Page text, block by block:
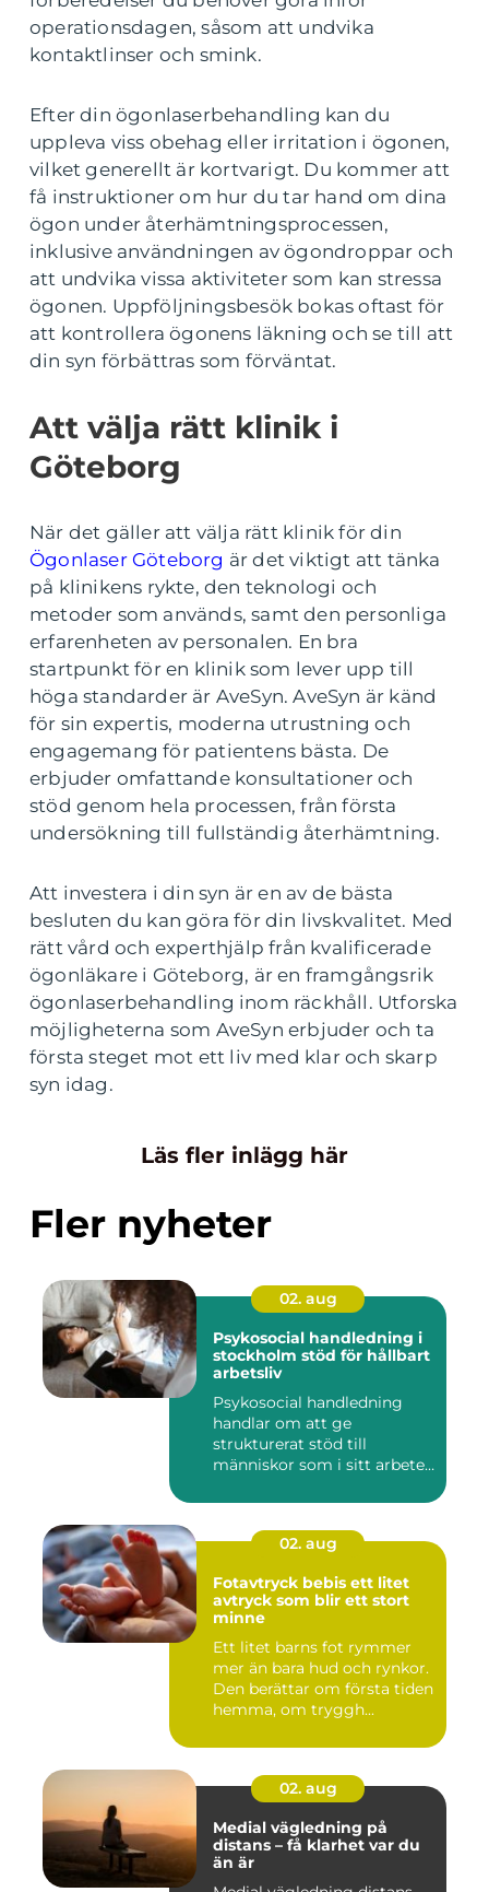
operationsdagen, såsom att undvika
kontaktlinser och smink.
Efter din ögonlaserbehandling kan du
uppleva viss obehag eller irritation i ögonen,
vilket generellt är kortvarigt. Du kommer att
få instruktioner om hur du tar hand om dina
ögon under återhämtningsprocessen,
inklusive användningen av ögondroppar och
att undvika vissa aktiviteter som kan stressa
ögonen. Uppföljningsbesök bokas oftast för
att kontrollera ögonens läkning och se till att
din syn förbättras som förväntat.
Att välja rätt klinik i
Göteborg
När det gäller att välja rätt klinik för din
Ögonlaser Göteborg är det viktigt att tänka
på klinikens rykte, den teknologi och
metoder som används, samt den personliga
erfarenheten av personalen. En bra
startpunkt för en klinik som lever upp till
höga standarder är AveSyn. AveSyn är känd
för sin expertis, moderna utrustning och
engagemang för patientens bästa. De
erbjuder omfattande konsultationer och
stöd genom hela processen, från första
undersökning till fullständig återhämtning.
Att investera i din syn är en av de bästa
besluten du kan göra för din livskvalitet. Med
rätt vård och experthjälp från kvalificerade
ögonläkare i Göteborg, är en framgångsrik
ögonlaserbehandling inom räckhåll. Utforska
möjligheterna som AveSyn erbjuder och ta
första steget mot ett liv med klar och skarp
syn idag.
Läs fler inlägg här
Fler nyheter
02. aug
Psykosocial handledning i
stockholm stöd för hållbart
arbetsliv
Psykosocial handledning
handlar om att ge
strukturerat stöd till
människor som i sitt arbete
02. aug
Fotavtryck bebis ett litet
avtryck som blir ett stort
minne
Ett litet barns fot rymmer
mer än bara hud och rynkor.
Den berättar om första tiden
hemma, om tryggh...
02. aug
Medial vägledning på
distans – få klarhet var du
än är